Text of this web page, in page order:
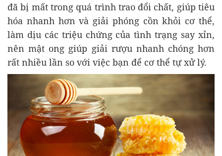
đã bị mất trong quá trình trao đổi chất, giúp tiêu
hóa nhanh hơn và giải phóng cồn khỏi cơ thể,
làm dịu các triệu chứng của tình trạng say xỉn,
nên mật ong giúp giải rượu nhanh chóng hơn
rất nhiều lần so với việc bạn để cơ thể tự xử lý.